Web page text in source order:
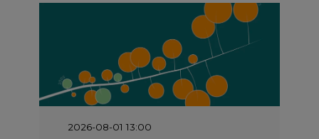
2026-08-01 13:00